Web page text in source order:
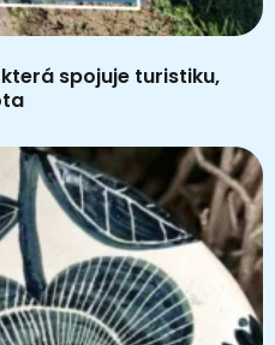
spojuje turistiku,